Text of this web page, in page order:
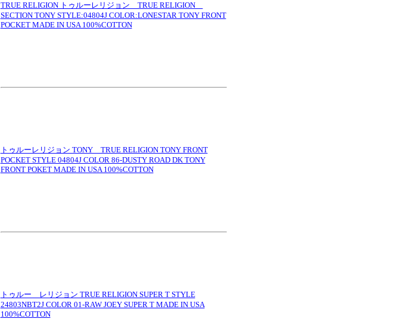
TRUE RELIGION トゥルーレリジョン TRUE RELIGION
SECTION TONY STYLE:04804J COLOR:LONESTAR TONY FRONT
POCKET MADE IN USA 100%COTTON
トゥルーレリジョン TONY TRUE RELIGION TONY FRONT
POCKET STYLE 04804J COLOR 86-DUSTY ROAD DK TONY
FRONT POKET MADE IN USA 100%COTTON
トゥルー レリジョン TRUE RELIGION SUPER T STYLE
24803NBT2J COLOR 01-RAW JOEY SUPER T MADE IN USA
100%COTTON